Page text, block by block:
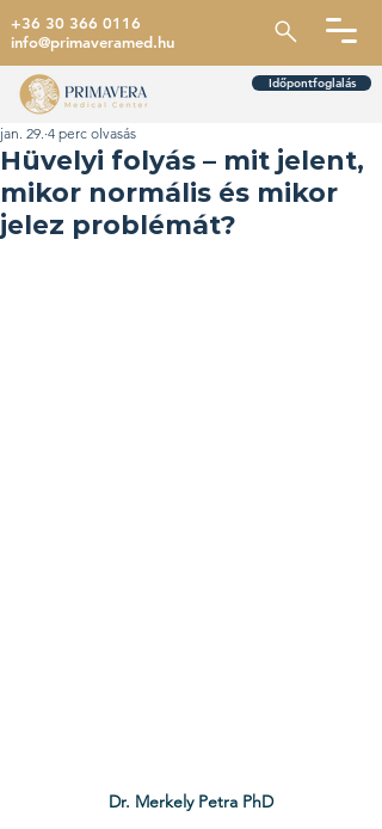
+36 30 366 0116
info@primaveramed.hu
Időpontfoglalás
Hüvelyi folyás – mit jelent,
mikor normális és mikor
jelez problémát?
jan. 29. 4 perc olvasás
Dr. Merkely Petra PhD